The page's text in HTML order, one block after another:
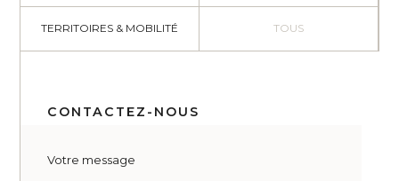
TERRITOIRES & MOBILITÉ TOUS
CONTACTEZ-NOUS